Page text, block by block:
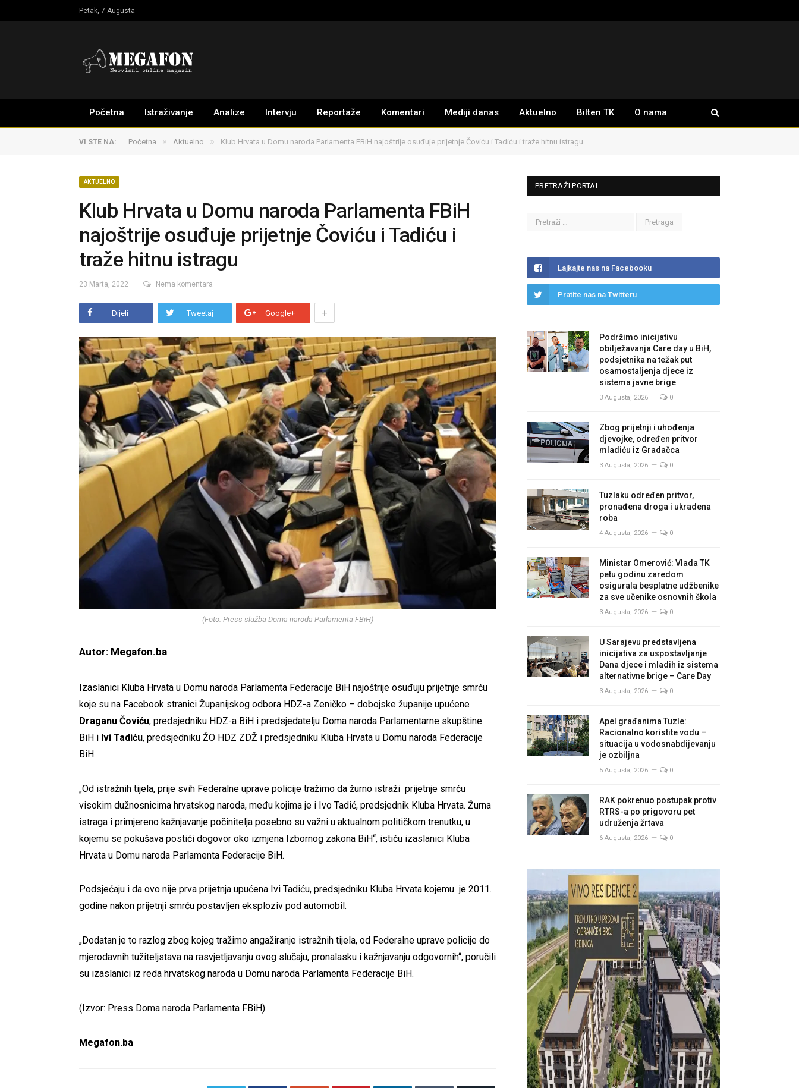
Petak, 7 Augusta
Početna Istraživanje Analize Intervju Reportaže Komentari Mediji danas Aktuelno Bilten TK O nama
VI STE NA: Početna » Aktuelno » Klub Hrvata u Domu naroda Parlamenta FBiH najoštrije osuđuje prijetnje Čoviću i Tadiću i traže hitnu istragu
AKTUELNO
Klub Hrvata u Domu naroda Parlamenta FBiH
najoštrije osuđuje prijetnje Čoviću i Tadiću i
traže hitnu istragu
23 Marta, 2022 Nema komentara
Dijeli Tweetaj Google+ +
(Foto: Press služba Doma naroda Parlamenta FBiH)
Autor: Megafon.ba
Izaslanici Kluba Hrvata u Domu naroda Parlamenta Federacije BiH najoštrije osuđuju prijetnje smrću
koje su na Facebook stranici Županijskog odbora HDZ-a Zeničko – dobojske županije upućene
Draganu Čoviću, predsjedniku HDZ-a BiH i predsjedatelju Doma naroda Parlamentarne skupštine
BiH i lvi Tadiću, predsjedniku ŽO HDZ ZDŽ i predsjedniku Kluba Hrvata u Domu naroda Federacije
BiH.
„Od istražnih tijela, prije svih Federalne uprave policije tražimo da žurno istraži prijetnje smrću
visokim dužnosnicima hrvatskog naroda, među kojima je i Ivo Tadić, predsjednik Kluba Hrvata. Žurna
istraga i primjereno kažnjavanje počinitelja posebno su važni u aktualnom političkom trenutku, u
kojemu se pokušava postići dogovor oko izmjena Izbornog zakona BiH“, ističu izaslanici Kluba
Hrvata u Domu naroda Parlamenta Federacije BiH.
Podsjećaju i da ovo nije prva prijetnja upućena Ivi Tadiću, predsjedniku Kluba Hrvata kojemu je 2011.
godine nakon prijetnji smrću postavljen eksploziv pod automobil.
„Dodatan je to razlog zbog kojeg tražimo angažiranje istražnih tijela, od Federalne uprave policije do
mjerodavnih tužiteljstava na rasvjetljavanju ovog slučaju, pronalasku i kažnjavanju odgovornih“, poručili
su izaslanici iz reda hrvatskog naroda u Domu naroda Parlamenta Federacije BiH.
(Izvor: Press Doma naroda Parlamenta FBiH)
Megafon.ba
PRETRAŽI PORTAL
Lajkajte nas na Facebooku
Pratite nas na Twitteru
Podržimo inicijativu
obilježavanja Care day u BiH,
podsjetnika na težak put
osamostaljenja djece iz
sistema javne brige
3 Augusta, 2026 0
Zbog prijetnji i uhođenja
djevojke, određen pritvor
mladiću iz Gradačca
3 Augusta, 2026 0
Tuzlaku određen pritvor,
pronađena droga i ukradena
roba
4 Augusta, 2026 0
Ministar Omerović: Vlada TK
petu godinu zaredom
osigurala besplatne udžbenike
za sve učenike osnovnih škola
3 Augusta, 2026 0
U Sarajevu predstavljena
inicijativa za uspostavljanje
Dana djece i mladih iz sistema
alternativne brige – Care Day
3 Augusta, 2026 0
Apel građanima Tuzle:
Racionalno koristite vodu –
situacija u vodosnabdijevanju
je ozbiljna
5 Augusta, 2026 0
RAK pokrenuo postupak protiv
RTRS-a po prigovoru pet
udruženja žrtava
6 Augusta, 2026 0